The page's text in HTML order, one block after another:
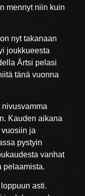
mennyt niin kuin
nyt takanaan
joukkueesta
Ärtsi pelasi
tänä vuonna
Kauden aikana
ja
pystyin
vanhat
pelaamista.
asti.